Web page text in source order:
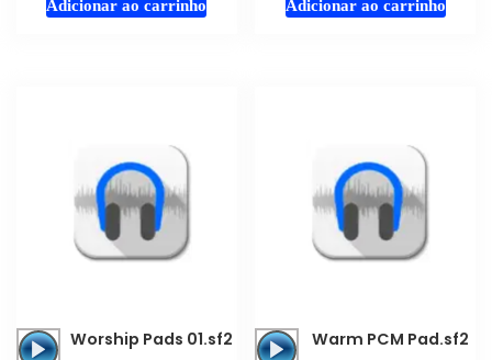
Adicionar ao carrinho Adicionar ao carrinho
Tocador
Worship Pads 01.sf2
Tocador
Warm PCM Pad.sf2